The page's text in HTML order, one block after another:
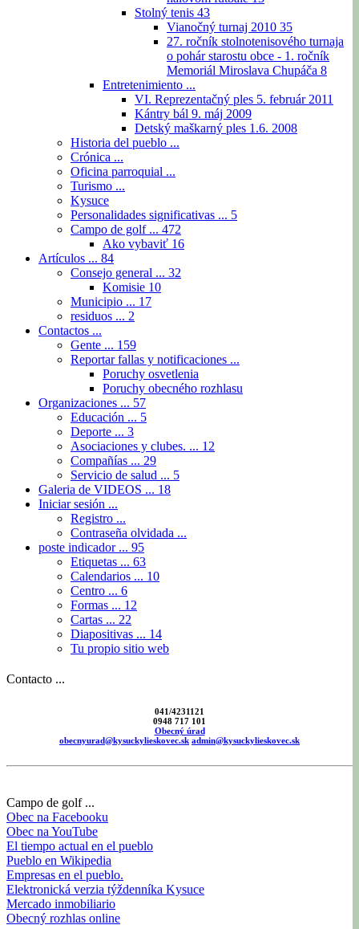
Stolný tenis 43
Vianočný turnaj 2010 35
27. ročník stolnotenisového turnaja
o pohár starostu obce - 1. ročník
Memoriál Miroslava Chupáča 8
Entretenimiento ...
VI. Reprezentačný ples 5. február 2011
Kántry bál 9. máj 2009
Detský maškarný ples 1.6. 2008
Historia del pueblo ...
Crónica ...
Oficina parroquial ...
Turismo ...
Kysuce
Personalidades significativas ... 5
Campo de golf ... 472
Ako vybaviť 16
Artículos ... 84
Consejo general ... 32
Komisie 10
Municipio ... 17
residuos ... 2
Contactos ...
Gente ... 159
Reportar fallas y notificaciones ...
Poruchy osvetlenia
Poruchy obecného rozhlasu
Organizaciones ... 57
Educación ... 5
Deporte ... 3
Asociaciones y clubes. ... 12
Compañías ... 29
Servicio de salud ... 5
Galeria de VIDEOS ... 18
Iniciar sesión ...
Registro ...
Contraseña olvidada ...
poste indicador ... 95
Etiquetas ... 63
Calendarios ... 10
Centro ... 6
Formas ... 12
Cartas ... 22
Diapositivas ... 14
Tu propio sitio web
Contacto ...
041/4231121
0948 717 101
Obecný úrad
obecnyurad@kysuckylieskovec.sk admin@kysuckylieskovec.sk
Campo de golf ...
Obec na Facebooku
Obec na YouTube
El tiempo actual en el pueblo
Pueblo en Wikipedia
Empresas en el pueblo.
Elektronická verzia týždenníka Kysuce
Mercado inmobiliario
Obecný rozhlas online